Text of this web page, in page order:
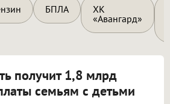
БПЛА
ХК
«Авангард»
получит 1,8 млрд
семьям с детьми